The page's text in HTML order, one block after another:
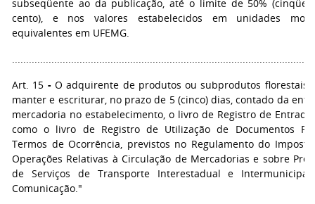
subseqüente ao da publicação, até o limite de 50%
cento), e nos valores estabelecidos em unidades
equivalentes em UFEMG.
Art. 15 -O adquirente de produtos ou subprodutos florestais
manter e escriturar, no prazo de 5 (cinco) dias, contado da
mercadoria no estabelecimento, o livro de Registro de
como o livro de Registro de Utilização de Documentos
Termos de Ocorrência, previstos no Regulamento do
Operações Relativas à Circulação de Mercadorias e sobre
de Serviços de Transporte Interestadual e
Comunicação."